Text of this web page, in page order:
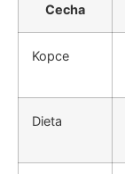
Cecha
Kopce
Dieta